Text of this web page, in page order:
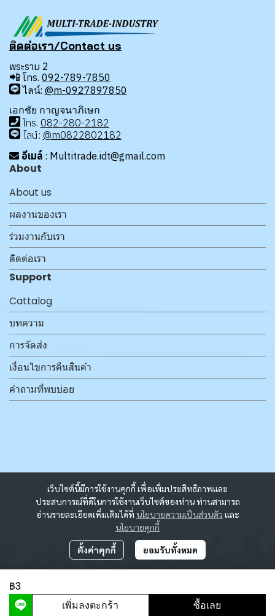
฿3
เพิ่มลงตะกร้า ซื้อเลย
เว็บไซต์นี้มีการใช้งานคุกกี้ เพื่อเพิ่มประสิทธิภาพและ
ประสบการณ์ที่ดีในการใช้งานเว็บไซต์ของท่าน ท่านสามารถ
อ่านรายละเอียดเพิ่มเติมได้ที่ นโยบายความเป็นส่วนตัว และ
นโยบายคุกกี้
ตั้งค่าคุกกี้ ยอมรับทั้งหมด
ติดต่อเรา/Contact us
พระราม 2
📲 โทร. 092-789-7850
ไลน์: @m-0927897850
เอกชัย กาญจนาภิเษก
โทร. 082-280-2182
ไลน์: @m0822802182
อีเมล์ : Multitrade.idt@gmail.com
About
About us
ผลงานของเรา
ร่วมงานกับเรา
ติดต่อเรา
Support
Cattalog
บทความ
การจัดส่ง
เงื่อนไขการคืนสินค้า
คำถามที่พบบ่อย
ผู้เข้าชมวันนี้2,096